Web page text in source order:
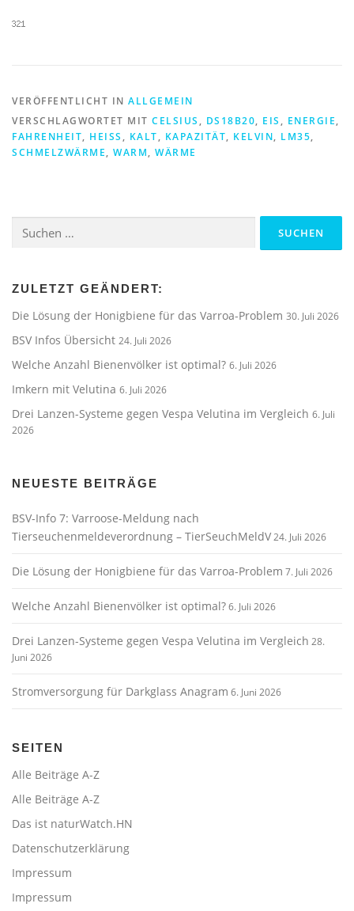
VERÖFFENTLICHT IN ALLGEMEIN
VERSCHLAGWORTET MIT CELSIUS , DS18B20, EIS , ENERGIE,
FAHRENHEIT, HEISS , KALT, KAPAZITÄT, KELVIN, LM35,
SCHMELZWÄRME, WARM, WÄRME
nach:
ZULETZT GEÄNDERT:
Die Lösung der Honigbiene für das Varroa-Problem 30. Juli 2026
BSV Infos Übersicht 24. Juli 2026
Welche Anzahl Bienenvölker ist optimal? 6. Juli 2026
Imkern mit Velutina 6. Juli 2026
Drei Lanzen-Systeme gegen Vespa Velutina im Vergleich 6. Juli
2026
NEUESTE BEITRÄGE
BSV-Info 7: Varroose-Meldung nach
Tierseuchenmeldeverordnung – TierSeuchMeldV24. Juli 2026
Die Lösung der Honigbiene für das Varroa-Problem 7. Juli 2026
Welche Anzahl Bienenvölker ist optimal?6. Juli 2026
Drei Lanzen-Systeme gegen Vespa Velutina im Vergleich 28.
Juni 2026
Stromversorgung für Darkglass Anagram 6. Juni 2026
SEITEN
Alle Beiträge A-Z
Alle Beiträge A-Z
Das ist naturWatch.HN
Datenschutzerklärung
Impressum
Impressum